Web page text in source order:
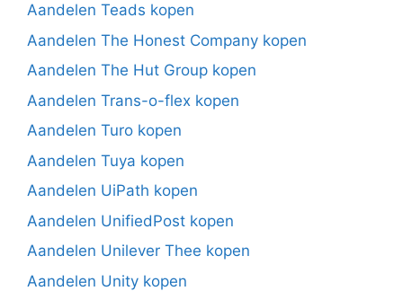
Aandelen Teads kopen
Aandelen The Honest Company kopen
Aandelen The Hut Group kopen
Aandelen Trans-o-flex kopen
Aandelen Turo kopen
Aandelen Tuya kopen
Aandelen UiPath kopen
Aandelen UnifiedPost kopen
Aandelen Unilever Thee kopen
Aandelen Unity kopen